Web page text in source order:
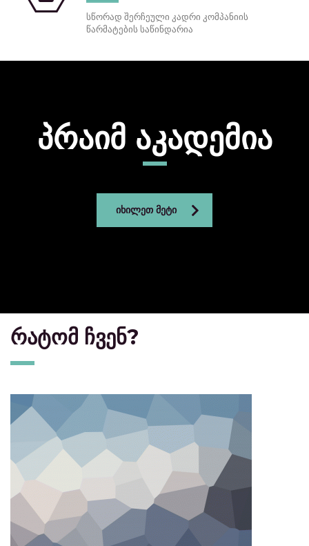
სწორად შერჩეული კადრი კომპანიის
წარმატების საწინდარია
პრაიმ აკადემია
ᲘᲮᲘᲚᲔᲗ ᲛᲔᲢᲘ
რატომ ჩვენ?